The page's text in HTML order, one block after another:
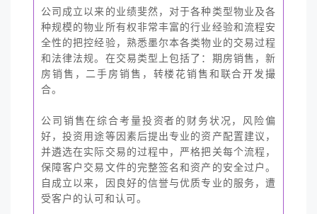
公司成立以来的业绩斐然，对于各种类型物业及各
种规模的物业所有权非常丰富的行业经验和流程安
全性的把控经验，熟悉墨尔本各类物业的交易过程
和法律法规。在交易类型上包括了：期房销售，新
房销售，二手房销售，转楼花销售和联合开发撮
合。
公司销售在综合考量投资者的财务状况，风险偏
好，投资用途等因素后提出专业的资产配置建议，
并遴选在实际交易的过程中，严格把关每个流程，
保障客户交易文件的完整签名和资产的安全过户。
自成立以来，因良好的信誉与优质专业的服务，遭
受客户的认可和认可。